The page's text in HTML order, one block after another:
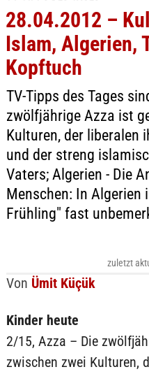
28.04.2012 –
Islam, Algerien,
Kopftuch
TV-Tipps des Tages
zwölfjährige Azza ist
Kulturen, der liberalen
und der streng
Vaters; Algerien - Die
Menschen: In Algerien
Frühling" fast
Von Ümit Küçük
zuletzt
Kinder heute
2/15, Azza – Die
zwischen zwei Kulturen,